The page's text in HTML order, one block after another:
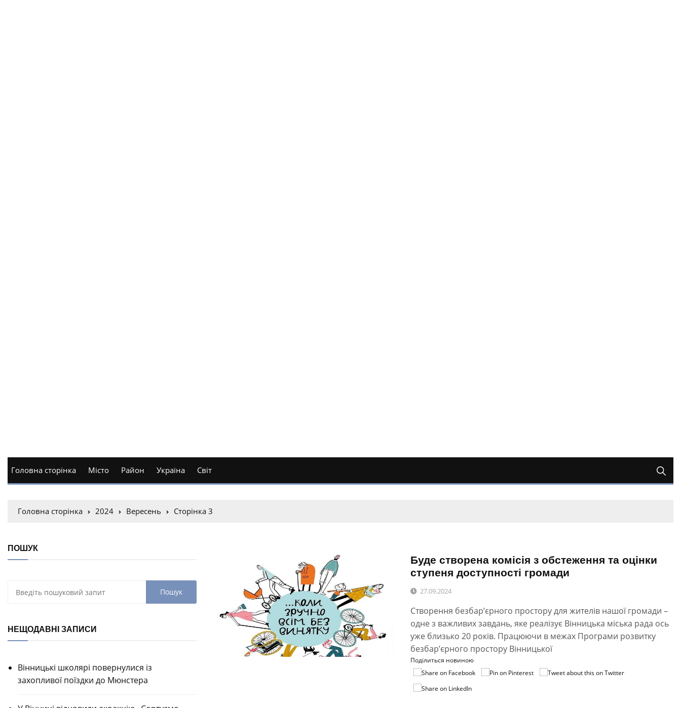
Головна сторінка Місто Район Україна Світ
Головна сторінка 2024 Вересень Сторінка 3
ПОШУК
НЕЩОДАВНІ ЗАПИСИ
Вінницькі школярі повернулися із
захопливої поїздки до Мюнстера
Буде створена комісія з обстеження та оцінки
ступеня доступності громади
27.09.2024
Створення безбар’єрного простору для жителів нашої громади –
одне з важливих завдань, яке реалізує Вінницька міська рада ось
уже близько 20 років. Працюючи в межах Програми розвитку
безбар’єрного простору Вінницької
Поділиться новиною